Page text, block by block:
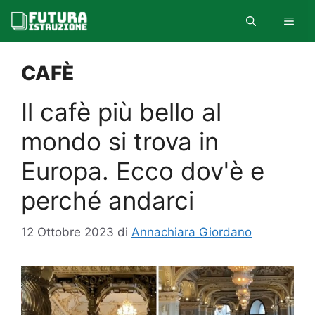
contenuto
CAFÈ
Il cafè più bello al
mondo si trova in
Europa. Ecco dov'è e
perché andarci
12 Ottobre 2023 di Annachiara Giordano